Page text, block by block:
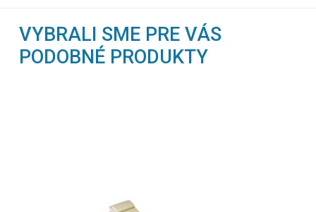
VYBRALI SME PRE VÁS
PODOBNÉ PRODUKTY